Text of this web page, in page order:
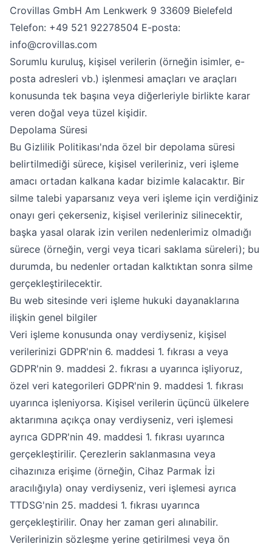
Crovillas GmbH Am Lenkwerk 9 33609 Bielefeld
Telefon: +49 521 92278504 E-posta:
info@crovillas.com
Sorumlu kuruluş, kişisel verilerin (örneğin isimler, e-
posta adresleri vb.) işlenmesi amaçları ve araçları
konusunda tek başına veya diğerleriyle birlikte karar
veren doğal veya tüzel kişidir.
Depolama Süresi
Bu Gizlilik Politikası'nda özel bir depolama süresi
belirtilmediği sürece, kişisel verileriniz, veri işleme
amacı ortadan kalkana kadar bizimle kalacaktır. Bir
silme talebi yaparsanız veya veri işleme için verdiğiniz
onayı geri çekerseniz, kişisel verileriniz silinecektir,
başka yasal olarak izin verilen nedenlerimiz olmadığı
sürece (örneğin, vergi veya ticari saklama süreleri); bu
durumda, bu nedenler ortadan kalktıktan sonra silme
gerçekleştirilecektir.
Bu web sitesinde veri işleme hukuki dayanaklarına
ilişkin genel bilgiler
Veri işleme konusunda onay verdiyseniz, kişisel
verilerinizi GDPR'nin 6. maddesi 1. fıkrası a veya
GDPR'nin 9. maddesi 2. fıkrası a uyarınca işliyoruz,
özel veri kategorileri GDPR'nin 9. maddesi 1. fıkrası
uyarınca işleniyorsa. Kişisel verilerin üçüncü ülkelere
aktarımına açıkça onay verdiyseniz, veri işlemesi
ayrıca GDPR'nin 49. maddesi 1. fıkrası uyarınca
gerçekleştirilir. Çerezlerin saklanmasına veya
cihazınıza erişime (örneğin, Cihaz Parmak İzi
aracılığıyla) onay verdiyseniz, veri işlemesi ayrıca
TTDSG'nin 25. maddesi 1. fıkrası uyarınca
gerçekleştirilir. Onay her zaman geri alınabilir.
Verilerinizin sözleşme yerine getirilmesi veya ön